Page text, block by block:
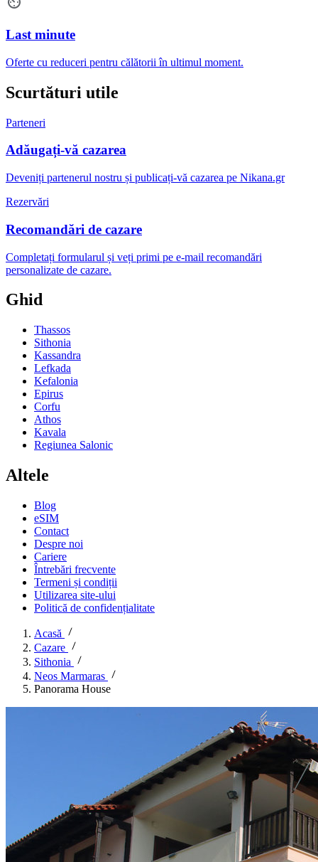
Last minute
Oferte cu reduceri pentru călătorii în ultimul moment.
Scurtături utile
Parteneri
Adăugați-vă cazarea
Deveniți partenerul nostru și publicați-vă cazarea pe Nikana.gr
Rezervări
Recomandări de cazare
Completați formularul și veți primi pe e-mail recomandări
personalizate de cazare.
Ghid
Thassos
Sithonia
Kassandra
Lefkada
Kefalonia
Epirus
Corfu
Athos
Kavala
Regiunea Salonic
Altele
Blog
eSIM
Contact
Despre noi
Cariere
Întrebări frecvente
Termeni și condiții
Utilizarea site-ului
Politică de confidențialitate
Acasă
Cazare
Sithonia
Neos Marmaras
Panorama House